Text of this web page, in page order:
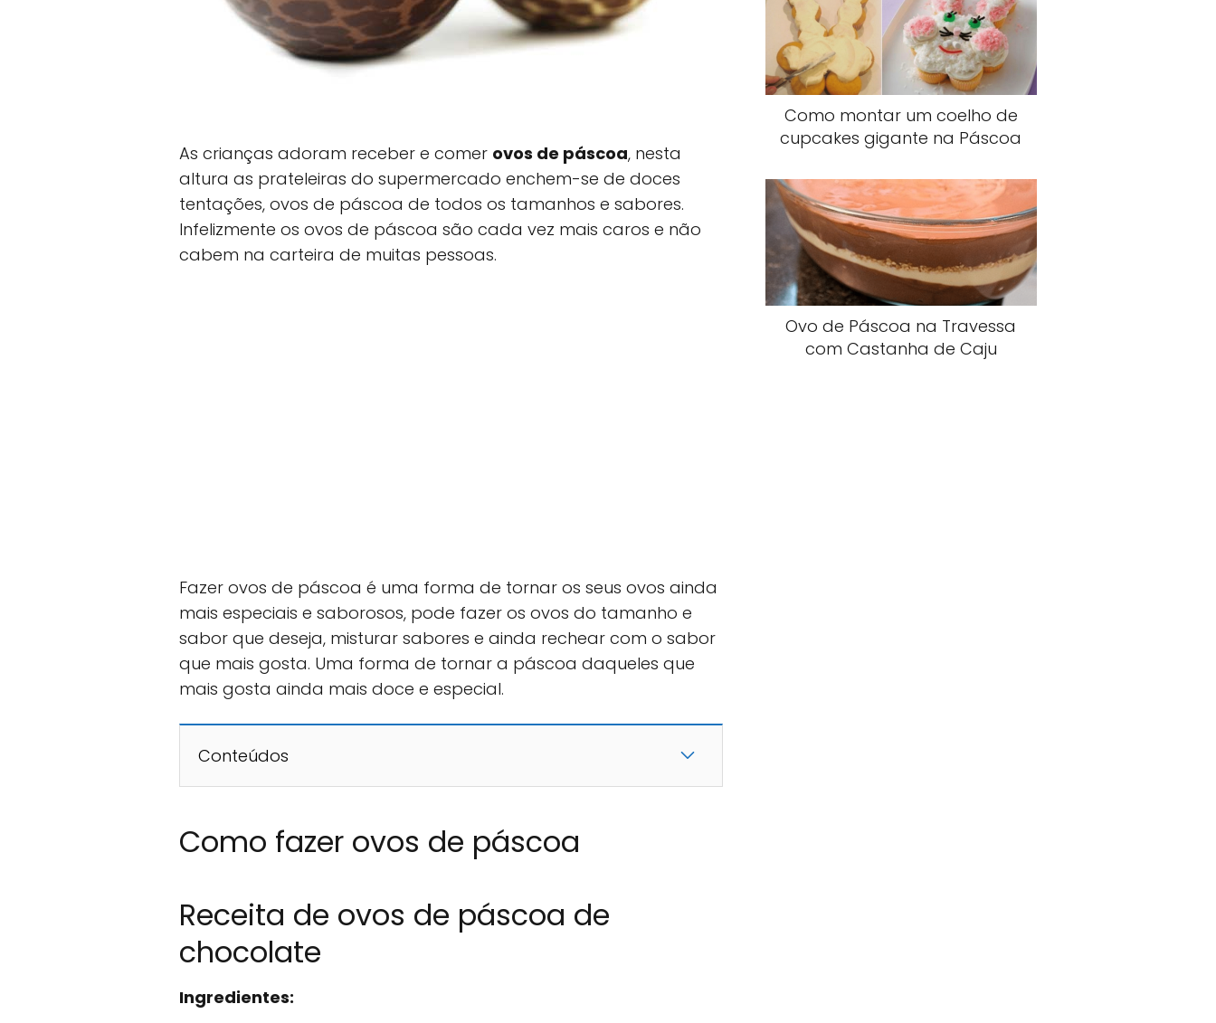
As crianças adoram receber e comer ovos de páscoa, nesta
altura as prateleiras do supermercado enchem-se de doces
tentações, ovos de páscoa de todos os tamanhos e sabores.
Infelizmente os ovos de páscoa são cada vez mais caros e não
cabem na carteira de muitas pessoas.
Fazer ovos de páscoa é uma forma de tornar os seus ovos ainda
mais especiais e saborosos, pode fazer os ovos do tamanho e
sabor que deseja, misturar sabores e ainda rechear com o sabor
que mais gosta. Uma forma de tornar a páscoa daqueles que
mais gosta ainda mais doce e especial.
Conteúdos
Como fazer ovos de páscoa
Receita de ovos de páscoa de
chocolate
Ingredientes:
Como montar um coelho de
cupcakes gigante na Páscoa
Ovo de Páscoa na Travessa
com Castanha de Caju